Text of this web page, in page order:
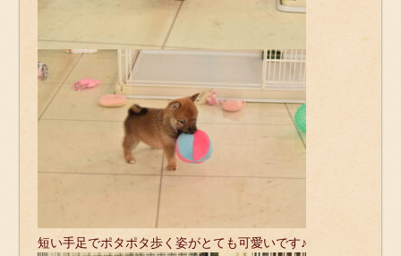
短い手足でポタポタ歩く姿がとても可愛いです♪